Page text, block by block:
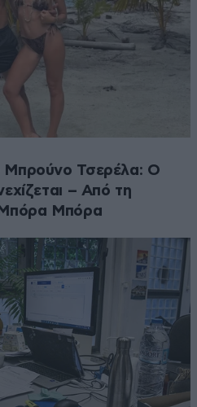
Μπρούνο Τσερέλα: Ο
– Από τη
Μπόρα Μπόρα